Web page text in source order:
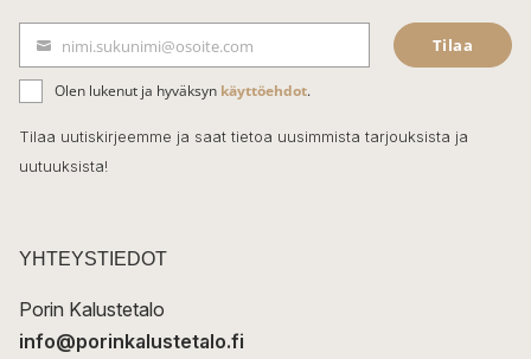
e
b
o
o
k
ä
h
k
t
nimi.sukunimi@osoite.com Tilaa
Olen lukenut ja hyväksyn käyttöehdot.
Tilaa uutiskirjeemme ja saat tietoa uusimmista tarjouksista ja
uutuuksista!
YHTEYSTIEDOT
Porin Kalustetalo
info@porinkalustetalo.fi